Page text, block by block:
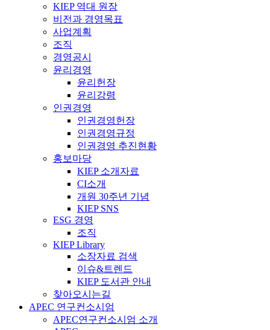
KIEP 역대 원장
비전과 경영목표
사업계획
조직
경영공시
윤리경영
윤리헌장
윤리강령
인권경영
인권경영헌장
인권경영규정
인권경영 추진현황
홍보마당
KIEP 소개자료
CI소개
개원 30주년 기념
KIEP SNS
ESG 경영
조직
KIEP Library
소장자료 검색
이슈&트렌드
KIEP 도서관 안내
찾아오시는길
APEC 연구컨소시엄
APEC연구컨소시엄 소개